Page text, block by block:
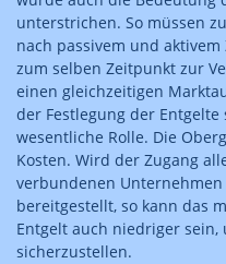
unterstrichen. So müssen
nach passivem und
zum selben Zeitpunkt zur
einen gleichzeitigen
der Festlegung der
wesentliche Rolle. Die
Kosten. Wird der Zugang
verbundenen
bereitgestellt, so kann das
Entgelt auch niedriger
sicherzustellen.